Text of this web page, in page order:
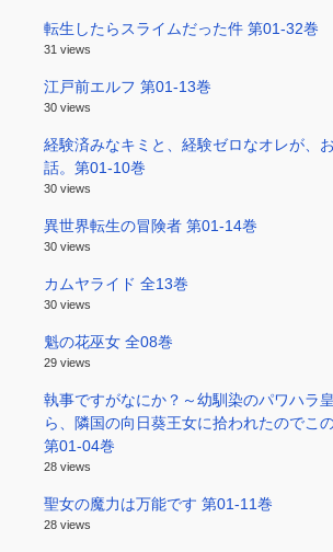
転生したらスライムだった件 第01-32巻
31 views
江戸前エルフ 第01-13巻
30 views
経験済みなキミと、経験ゼロなオレが、
話。第01-10巻
30 views
異世界転生の冒険者 第01-14巻
30 views
カムヤライド 全13巻
30 views
魁の花巫女 全08巻
29 views
執事ですがなにか？～幼馴染のパワハラ
ら、隣国の向日葵王女に拾われたのでこ
第01-04巻
28 views
聖女の魔力は万能です 第01-11巻
28 views